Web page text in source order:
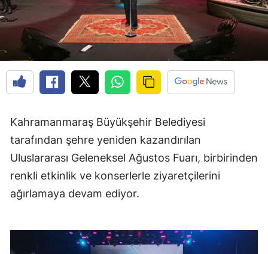
Kahramanmaraş Büyükşehir Belediyesi
tarafından şehre yeniden kazandırılan
Uluslararası Geleneksel Ağustos Fuarı, birbirinden
renkli etkinlik ve konserlerle ziyaretçilerini
ağırlamaya devam ediyor.